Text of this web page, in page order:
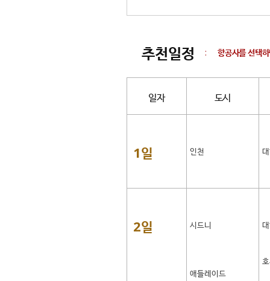
추천일정 : 항공사를 선택
일자 도시
1일 인천
2일 시드니
애들레이드